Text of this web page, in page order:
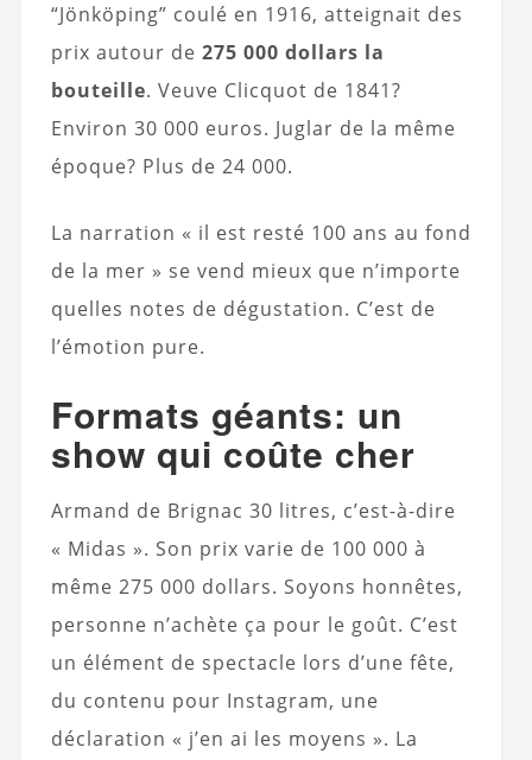
“Jönköping” coulé en 1916, atteignait des
prix autour de 275 000 dollars la
bouteille. Veuve Clicquot de 1841?
Environ 30 000 euros. Juglar de la même
époque? Plus de 24 000.
La narration « il est resté 100 ans au fond
de la mer » se vend mieux que n’importe
quelles notes de dégustation. C’est de
l’émotion pure.
Formats géants: un
show qui coûte cher
Armand de Brignac 30 litres, c’est-à-dire
« Midas ». Son prix varie de 100 000 à
même 275 000 dollars. Soyons honnêtes,
personne n’achète ça pour le goût. C’est
un élément de spectacle lors d’une fête,
du contenu pour Instagram, une
déclaration « j’en ai les moyens ». La